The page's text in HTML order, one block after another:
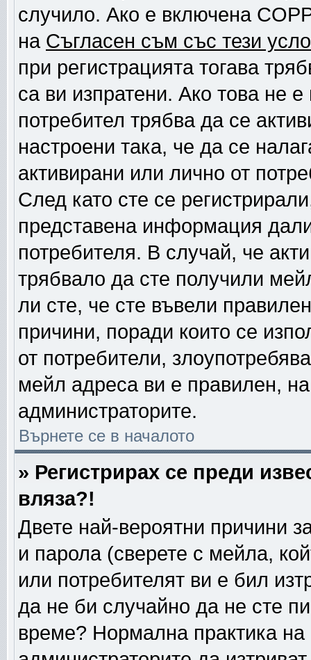
случило. Ако е включена
на Съгласен съм със тези
при регистрацията тогава
са ви изпратени. Ако това не
потребител трябва да се
настроени така, че да се
активирани или лично от
След като сте се
представена информация
потребителя. В случай, че
трябвало да сте получили
ли сте, че сте въвели
причини, поради които се
от потребители,
мейл адреса ви е правилен,
администраторите.
Върнете се в началото
» Регистрирах се преди
вляза?!
Двете най-вероятни причини
и парола (сверете с мейла,
или потребителят ви е бил
да не би случайно да не сте
време? Нормална практика